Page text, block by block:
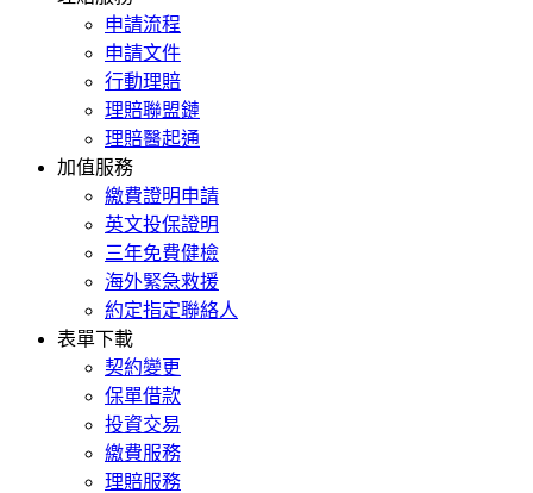
申請流程
申請文件
行動理賠
理賠聯盟鏈
理賠醫起通
加值服務
繳費證明申請
英文投保證明
三年免費健檢
海外緊急救援
約定指定聯絡人
表單下載
契約變更
保單借款
投資交易
繳費服務
理賠服務